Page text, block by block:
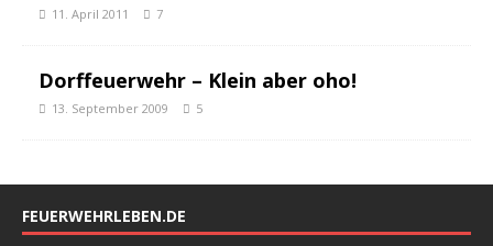
11. April 2011 7
Dorffeuerwehr – Klein aber oho!
13. September 2009 5
FEUERWEHRLEBEN.DE